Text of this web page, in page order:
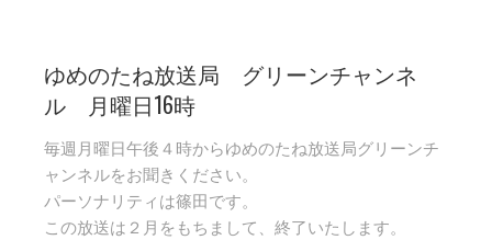
ゆめのたね放送局 グリーンチャンネ
ル 月曜日16時
毎週月曜日午後４時からゆめのたね放送局グリーンチ
ャンネルをお聞きください。
パーソナリティは篠田です。
この放送は２月をもちまして、終了いたします。